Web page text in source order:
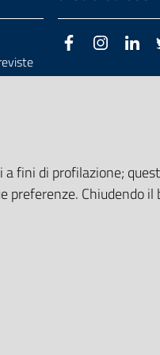
CE
Facebook
fini di profilazione;
preferenze. Chiudendo il